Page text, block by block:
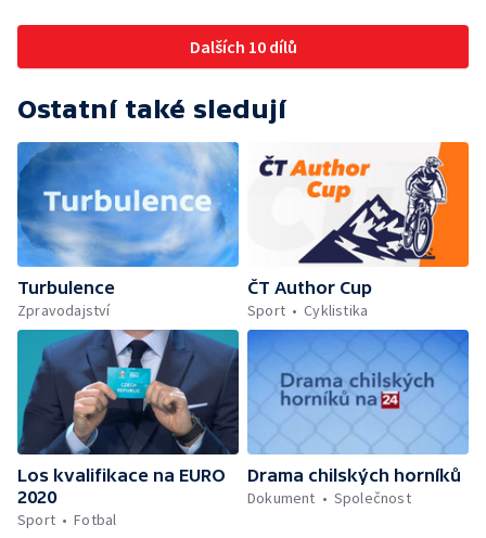
Dalších 10 dílů
Ostatní také sledují
Turbulence
Zpravodajství
ČT Author Cup
Sport
Cyklistika
Los kvalifikace na EURO
2020
Sport
Fotbal
Drama chilských horníků
Dokument
Společnost